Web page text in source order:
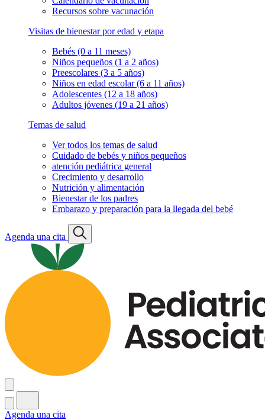
Recursos sobre vacunación
Visitas de bienestar por edad y etapa
Bebés (0 a 11 meses)
Niños pequeños (1 a 2 años)
Preescolares (3 a 5 años)
Niños en edad escolar (6 a 11 años)
Adolescentes (12 a 18 años)
Adultos jóvenes (19 a 21 años)
Temas de salud
Ver todos los temas de salud
Cuidado de bebés y niños pequeños
atención pediátrica general
Crecimiento y desarrollo
Nutrición y alimentación
Bienestar de los padres
Embarazo y preparación para la llegada del bebé
Agenda una cita
Agenda una cita